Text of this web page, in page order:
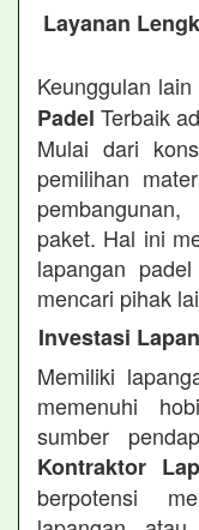
Layanan
Keunggulan
Padel Terbaik
Mulai dari
pemilihan
paket. Hal ini
lapangan
mencari pihak
Investasi
Memiliki
memenuhi
sumber
Kontraktor
berpotensi